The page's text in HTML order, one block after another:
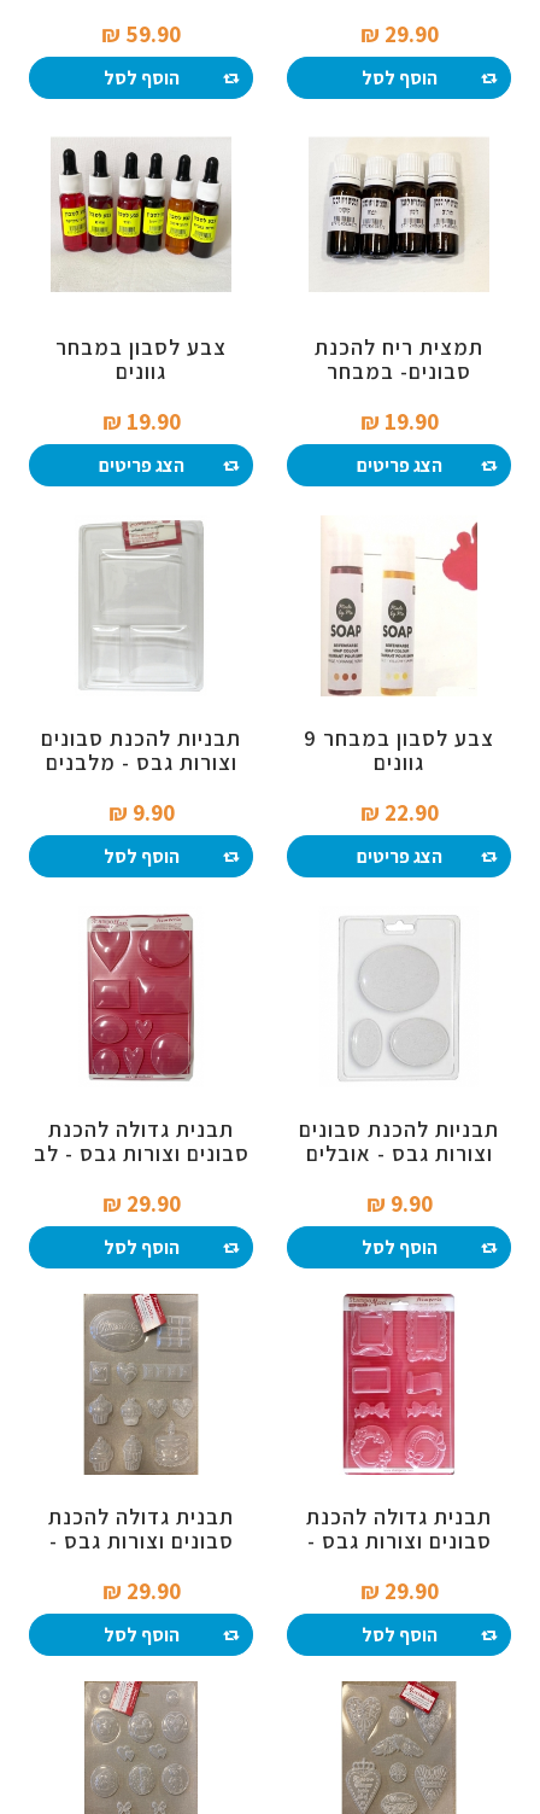
29.90 ₪‎
הוסף לסל
59.90 ₪‎
הוסף לסל
תמצית ריח להכנת
סבונים- במבחר
19.90 ₪‎
הצג פריטים
צבע לסבון במבחר
גוונים
19.90 ₪‎
הצג פריטים
צבע לסבון במבחר 9
גוונים
22.90 ₪‎
הצג פריטים
תבניות להכנת סבונים
וצורות גבס - מלבנים
9.90 ₪‎
הוסף לסל
תבניות להכנת סבונים
וצורות גבס - אובלים
9.90 ₪‎
הוסף לסל
תבנית גדולה להכנת
סבונים וצורות גבס - לב
29.90 ₪‎
הוסף לסל
תבנית גדולה להכנת
סבונים וצורות גבס -
29.90 ₪‎
הוסף לסל
תבנית גדולה להכנת
סבונים וצורות גבס -
29.90 ₪‎
הוסף לסל